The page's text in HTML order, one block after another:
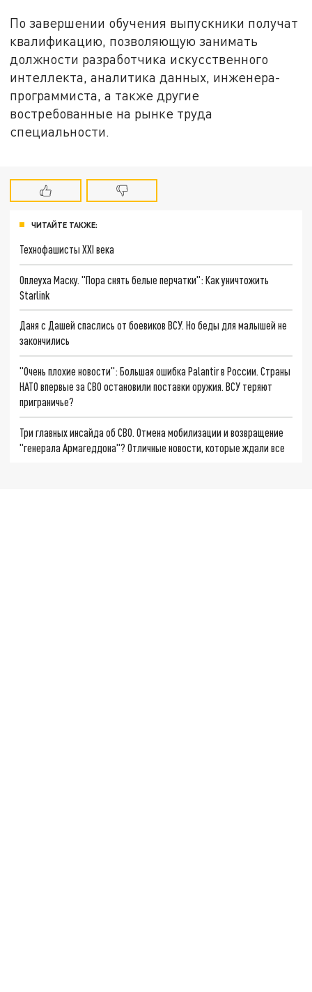
По завершении обучения выпускники получат
квалификацию, позволяющую занимать
должности разработчика искусственного
интеллекта, аналитика данных, инженера-
программиста, а также другие
востребованные на рынке труда
специальности.
ЧИТАЙТЕ ТАКЖЕ:
Технофашисты XXI века
Оплеуха Маску. "Пора снять белые перчатки": Как уничтожить
Starlink
Даня с Дашей спаслись от боевиков ВСУ. Но беды для малышей не
закончились
"Очень плохие новости": Большая ошибка Palantir в России. Страны
НАТО впервые за СВО остановили поставки оружия. ВСУ теряют
приграничье?
Три главных инсайда об СВО. Отмена мобилизации и возвращение
"генерала Армагеддона"? Отличные новости, которые ждали все